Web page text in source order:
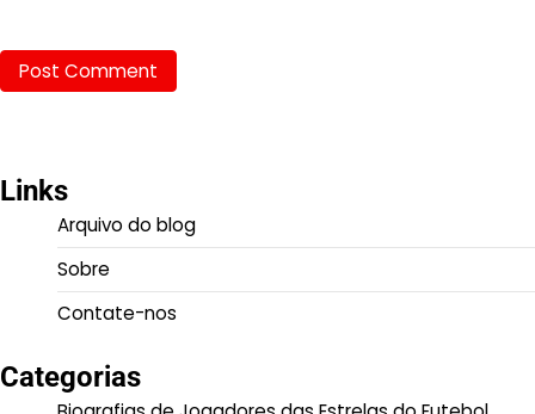
Links
Arquivo do blog
Sobre
Contate-nos
Categorias